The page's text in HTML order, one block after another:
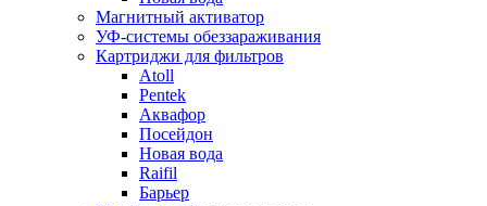
Магнитный активатор
УФ-системы обеззараживания
Картриджи для фильтров
Atoll
Pentek
Аквафор
Посейдон
Новая вода
Raifil
Барьер